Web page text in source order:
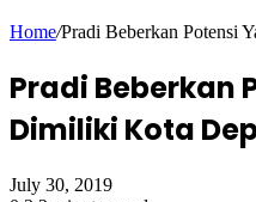
Home/Pradi Beberkan Potensi
Pradi Beberkan
Dimiliki Kota
July 30, 2019